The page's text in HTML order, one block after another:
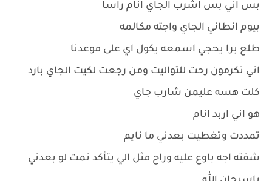
بس اني بس اشرب الجاي انام راسا
بيوم انطاني الجاي واجته مكالمه
طلع برا يحجي اسمعه يكول اي على موعدنا
اني تكرمون رحت للتواليت ومن رجعت لكيت الجاي بارد
كلت هسه عليمن شارب جاي
هو اني اربد انام
تمددت وتغطيت بعدني ما نايم
شفته اجه باوع عليه وراح مثل الي يتأكد نمت لو بعدني